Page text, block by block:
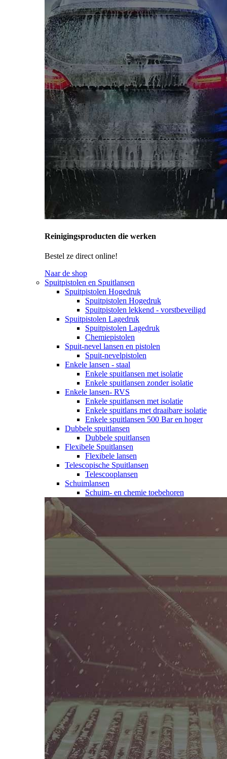
Reinigingsproducten die werken
Bestel ze direct online!
Naar de shop
Spuitpistolen en Spuitlansen
Spuitpistolen Hogedruk
Spuitpistolen Hogedruk
Spuitpistolen lekkend - vorstbeveiligd
Spuitpistolen Lagedruk
Spuitpistolen Lagedruk
Chemiepistolen
Spuit-nevel lansen en pistolen
Spuit-nevelpistolen
Enkele lansen - staal
Enkele spuitlansen met isolatie
Enkele spuitlansen zonder isolatie
Enkele lansen- RVS
Enkele spuitlansen met isolatie
Enkele spuitlans met draaibare isolatie
Enkele spuitlansen 500 Bar en hoger
Dubbele spuitlansen
Dubbele spuitlansen
Flexibele Spuitlansen
Flexibele lansen
Telescopische Spuitlansen
Telescooplansen
Schuimlansen
Schuim- en chemie toebehoren